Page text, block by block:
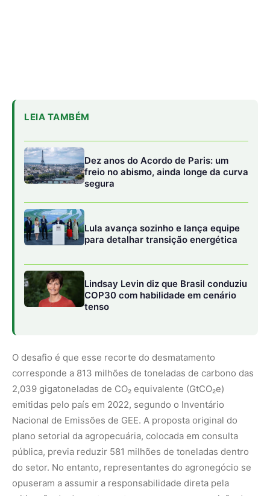
O desafio é que esse recorte do desmatamento
corresponde a 813 milhões de toneladas de carbono das
2,039 gigatoneladas de CO₂ equivalente (GtCO₂e)
emitidas pelo país em 2022, segundo o Inventário
Nacional de Emissões de GEE. A proposta original do
plano setorial da agropecuária, colocada em consulta
do setor. No entanto, representantes do agronegócio se
opuseram a assumir a responsabilidade direta pela
mitigação do desmatamento, mesmo com a previsão de
Setor agropecuário resiste à vinculação com
metas de desmatamento
Fontes do Ministério do Meio Ambiente e Mudança do
Clima (MMA) afirmam que a resistência partiu de
entidades ligadas à produção agrícola, que alegam que a
meta impõe ao setor uma carga desproporcional de
responsabilidade. Já integrantes da equipe técnica do
governo sustentam que sem a inclusão do desmatamento